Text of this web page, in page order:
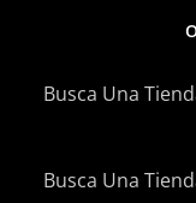
Busca Una
Busca Una